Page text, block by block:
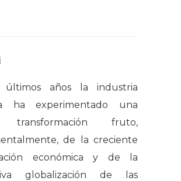
años la industria
ha experimentado una
transformación fruto,
de la creciente
económica y de la
globalización de las